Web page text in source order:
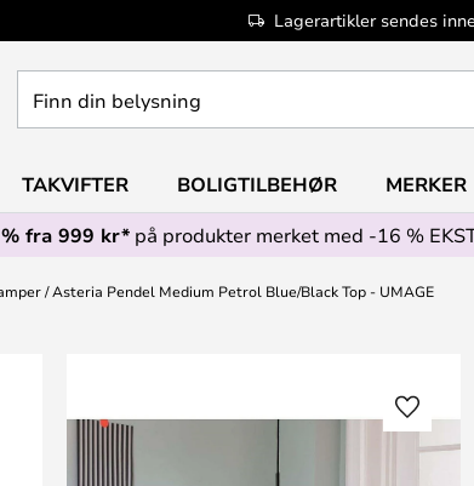
Lagerartikler sendes
din
TAKVIFTER BOLIGTILBEHØR MERKER
fra 999 kr*på produkter merket med -16 %
Asteria Pendel Medium Petrol Blue/Black Top - UMAGE